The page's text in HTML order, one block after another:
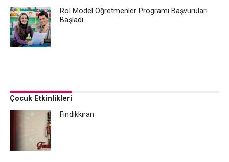
Rol Model Öğretmenler Programı Başvuruları
Başladı
Çocuk Etkinlikleri
Fındıkkıran